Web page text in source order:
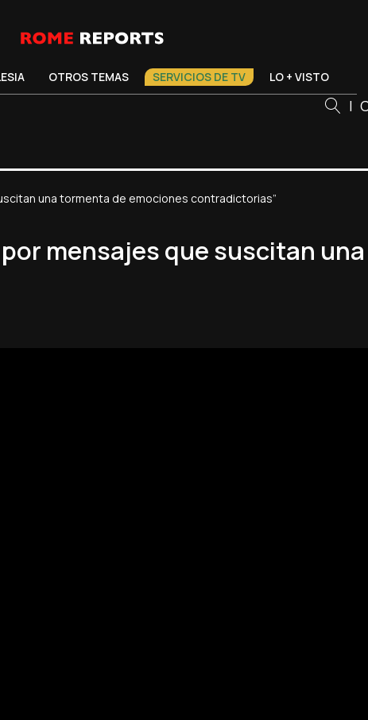
OTROS TEMAS SERVICIOS DE TV LO + VISTO
|
una tormenta de emociones contradictorias”
por mensajes que suscitan